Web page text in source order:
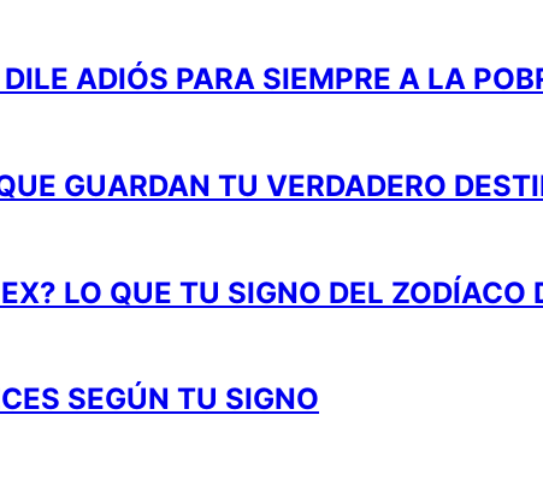
ADIÓS PARA SIEMPRE A LA
GUARDAN TU VERDADERO
LO QUE TU SIGNO DEL ZODÍACO
SEGÚN TU SIGNO